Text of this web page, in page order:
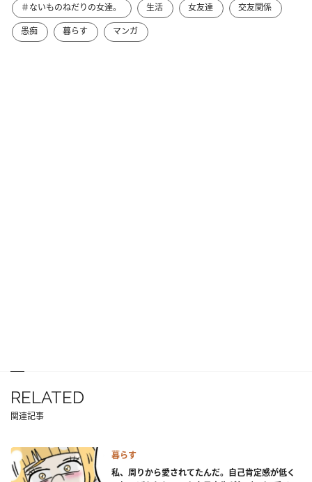
＃ないものねだりの女達。 生活 女友達
交友関係
愚痴
暮らす マンガ
RELATED
関連記事
暮らす
私、周りから愛されてたんだ。自己肯定感が低く